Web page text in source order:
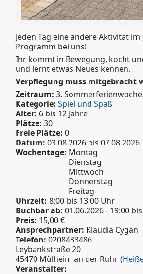
Jeden Tag eine andere Aktivität
Programm bei uns!
Ihr kommt in Bewegung, kocht
und lernt etwas Neues kennen.
Verpflegung muss mitgebracht
Zeitraum: 3. Sommerferienwoche
Kategorie: Spiel und Spaß
Alter: 6 bis 12 Jahre
Plätze: 30
Freie Plätze: 0
Datum: 03.08.2026 bis 07.08.2026
Wochentage: Montag
Dienstag
Mittwoch
Donnerstag
Freitag
Uhrzeit: 8:00 bis 13:00 Uhr
Buchbar ab: 01.06.2026 - 19:00 bis
Preis: 15,00 €
Ansprechpartner: Klaudia Cygan
Telefon: 0208433486
Leybankstraße 20
45470 Mülheim an der Ruhr (
Veranstalter: